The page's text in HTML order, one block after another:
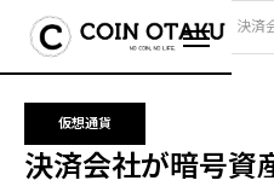
ブログ 仮想通貨 決済会社
仮想通貨
決済会社が暗号資